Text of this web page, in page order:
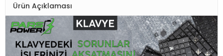
Ürün Açıklaması